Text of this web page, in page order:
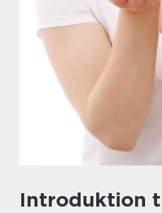
Introduktion